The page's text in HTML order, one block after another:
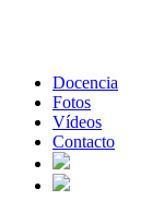
Docencia
Fotos
Vídeos
Contacto